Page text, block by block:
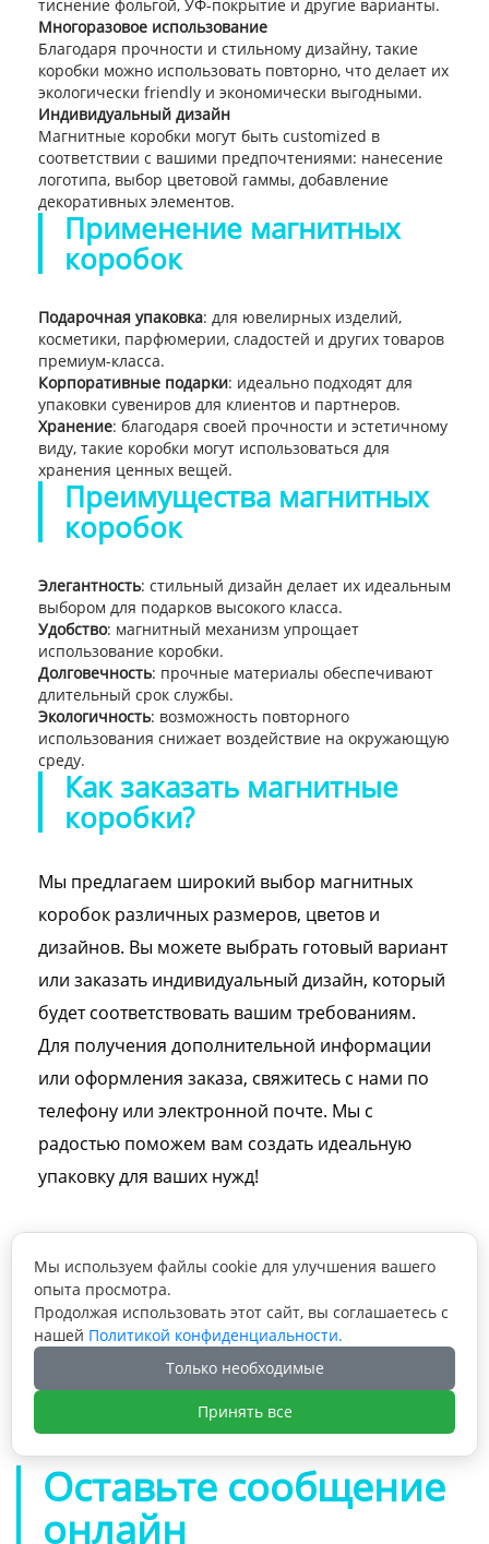
тиснение фольгой, УФ-покрытие и другие варианты.
Многоразовое использование
Благодаря прочности и стильному дизайну, такие
коробки можно использовать повторно, что делает их
экологически friendly и экономически выгодными.
Индивидуальный дизайн
Магнитные коробки могут быть customized в
соответствии с вашими предпочтениями: нанесение
логотипа, выбор цветовой гаммы, добавление
декоративных элементов.
Применение магнитных
коробок
Подарочная упаковка: для ювелирных изделий,
косметики, парфюмерии, сладостей и других товаров
премиум-класса.
Корпоративные подарки: идеально подходят для
упаковки сувениров для клиентов и партнеров.
Хранение: благодаря своей прочности и эстетичному
виду, такие коробки могут использоваться для
хранения ценных вещей.
Преимущества магнитных
коробок
Элегантность: стильный дизайн делает их идеальным
выбором для подарков высокого класса.
Удобство: магнитный механизм упрощает
использование коробки.
Долговечность: прочные материалы обеспечивают
длительный срок службы.
Экологичность: возможность повторного
использования снижает воздействие на окружающую
среду.
Как заказать магнитные
коробки?
Мы предлагаем широкий выбор магнитных
коробок различных размеров, цветов и
дизайнов. Вы можете выбрать готовый вариант
или заказать индивидуальный дизайн, который
будет соответствовать вашим требованиям.
Для получения дополнительной информации
или оформления заказа, свяжитесь с нами по
телефону или электронной почте. Мы с
радостью поможем вам создать идеальную
упаковку для ваших нужд!

Предыдущая статья: Подарочная коробка с
логотипом, бумажная, с атласной
подкладкой, роскошная черная картонная
коробка для упаковки волос с атласной
Следующая статья: Подарочная коробка с
выдвижным ящиком из переработанного
картона, упаковочная коробка для
косметики, размер нестандартный

Оставьте сообщение
онлайн
Мы используем файлы cookie для улучшения вашего
опыта просмотра.
Продолжая использовать этот сайт, вы соглашаетесь с
нашей Политикой конфиденциальности.
Только необходимые
Принять все